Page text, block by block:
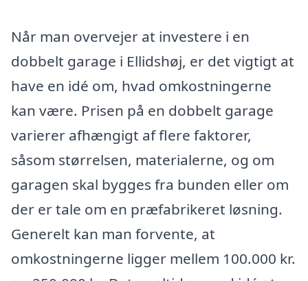
Når man overvejer at investere i en
dobbelt garage i Ellidshøj, er det vigtigt at
have en idé om, hvad omkostningerne
kan være. Prisen på en dobbelt garage
varierer afhængigt af flere faktorer,
såsom størrelsen, materialerne, og om
garagen skal bygges fra bunden eller om
der er tale om en præfabrikeret løsning.
Generelt kan man forvente, at
omkostningerne ligger mellem 100.000 kr.